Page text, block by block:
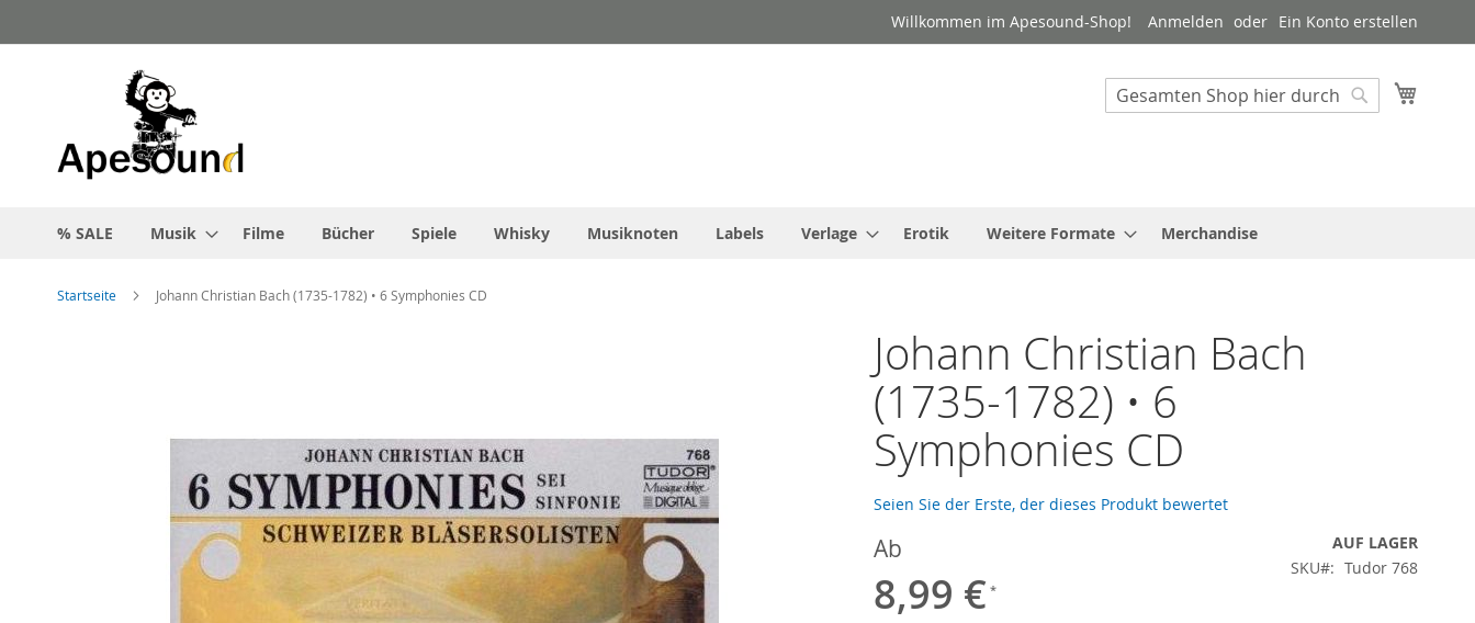
Inhalt
Willkommen im Apesound-Shop! Anmelden Ein Konto erstellen
Suche
% SALE Musik Filme Bücher Spiele Whisky Musiknoten Labels Verlage Erotik Weitere Formate Merchandise
Startseite Johann Christian Bach (1735-1782) • 6 Symphonies CD
Johann Christian Bach
(1735-1782) • 6
Symphonies CD
Seien Sie der Erste, der dieses Produkt bewertet
Ab
8,99 €
AUF LAGER
SKU
Tudor 768